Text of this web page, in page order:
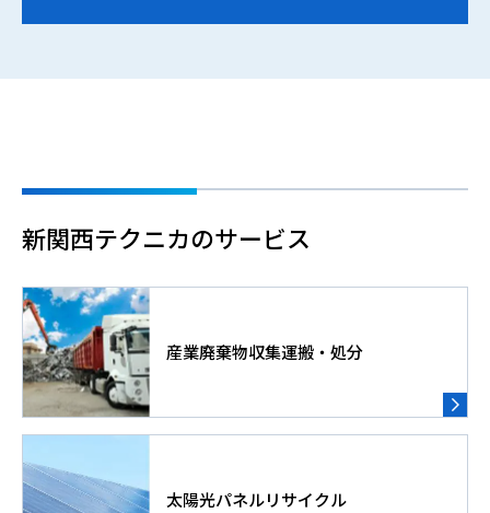
新関西テクニカのサービス
産業廃棄物収集運搬・処分
太陽光パネルリサイクル